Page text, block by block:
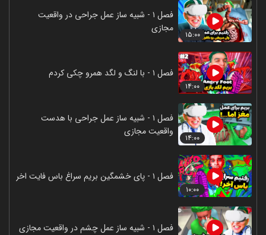
۱۵:۰۰
فصل ۱ - شبیه ساز عمل جراحی در واقعیت
مجازی
۱۴:۰۰
فصل ۱ - با لنگ و لگد همرو چکی کردم
۱۴:۰۰
فصل ۱ - شبیه ساز عمل جراحی با هدست
واقعیت مجازی
۱۰:۰۰
فصل ۱ - پای خشمگین بریم سراغ باس فایت اخر
فصل ۱ - شبیه ساز عمل چشم در واقعیت مجازی